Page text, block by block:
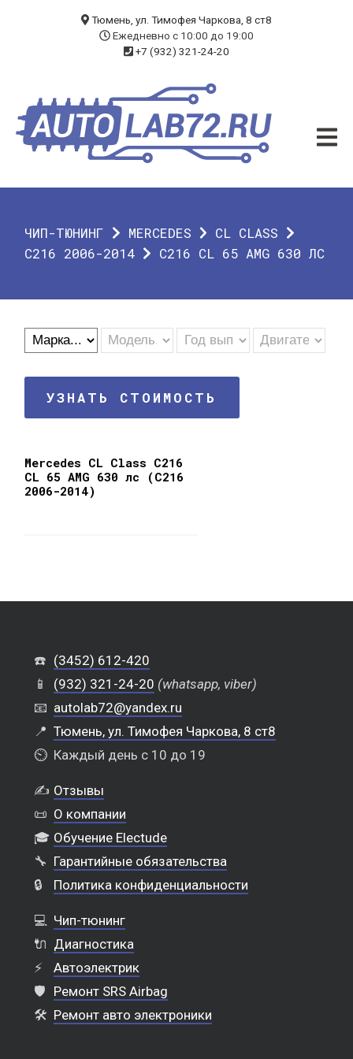
ЧИП-ТЮНИНГ
ДИАГНОСТИКА
О КОМПАНИИ
ГАРАНТИЯ
Тюмень, ул. Тимофея Чаркова, 8 ст8
Ежедневно с 10:00 до 19:00
+7 (932) 321-24-20
ЧИП-ТЮНИНГ MERCEDES
CL CLASS
C216 2006-2014
C216 CL 65 AMG 630 ЛС
УЗНАТЬ СТОИМОСТЬ
Mercedes CL Class C216
CL 65 AMG 630 лс (C216
2006-2014)
☎️ (3452) 612-420
📱
(932) 321-24-20 (whatsapp, viber)
📧 autolab72@yandex.ru
📍 Тюмень, ул. Тимофея Чаркова, 8 ст8
⏲️ Каждый день с 10 до 19
✍️ Отзывы
📜 О компании
🎓 Обучение Electude
🔧 Гарантийные обязательства
🔒
Политика конфиденциальности
💻 Чип-тюнинг
🔌 Диагностика
⚡
Автоэлектрик
🛡️ Ремонт SRS Airbag
🛠️ Ремонт авто электроники